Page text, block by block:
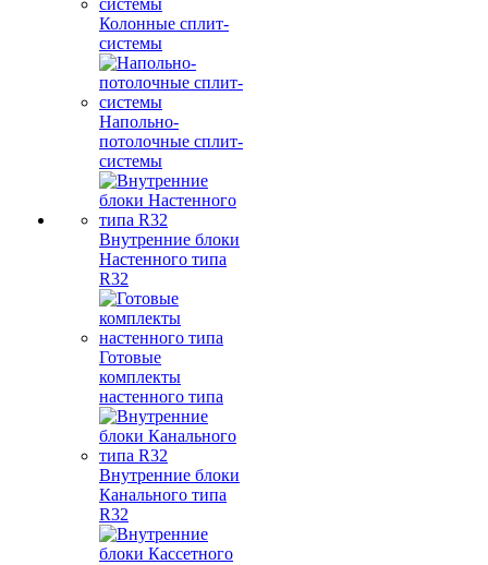
Колонные сплит-
системы
Напольно-
потолочные сплит-
системы
Внутренние блоки
Настенного типа
R32
Готовые
комплекты
настенного типа
Внутренние блоки
Канального типа
R32